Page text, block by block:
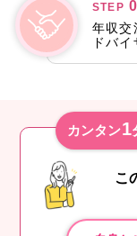
STEP
年収交
ドバイ
カンタン1
こ